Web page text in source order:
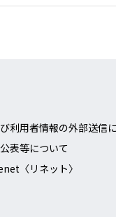
利用者情報の外部送信
表等について
〈リネット〉